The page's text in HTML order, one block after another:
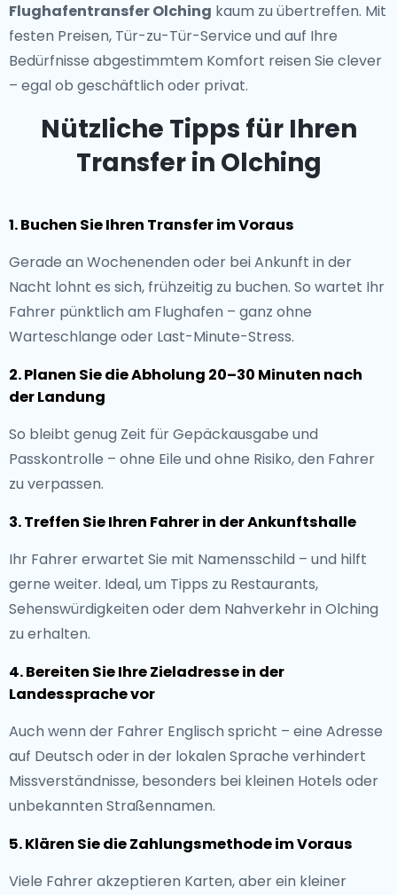
Flughafentransfer Olching kaum zu übertreffen. Mit
festen Preisen, Tür-zu-Tür-Service und auf Ihre
Bedürfnisse abgestimmtem Komfort reisen Sie clever
– egal ob geschäftlich oder privat.
Nützliche Tipps für Ihren
Transfer in Olching
1. Buchen Sie Ihren Transfer im Voraus
Gerade an Wochenenden oder bei Ankunft in der
Nacht lohnt es sich, frühzeitig zu buchen. So wartet Ihr
Fahrer pünktlich am Flughafen – ganz ohne
Warteschlange oder Last-Minute-Stress.
2. Planen Sie die Abholung 20–30 Minuten nach
der Landung
So bleibt genug Zeit für Gepäckausgabe und
Passkontrolle – ohne Eile und ohne Risiko, den Fahrer
zu verpassen.
3. Treffen Sie Ihren Fahrer in der Ankunftshalle
Ihr Fahrer erwartet Sie mit Namensschild – und hilft
gerne weiter. Ideal, um Tipps zu Restaurants,
Sehenswürdigkeiten oder dem Nahverkehr in Olching
zu erhalten.
4. Bereiten Sie Ihre Zieladresse in der
Landessprache vor
Auch wenn der Fahrer Englisch spricht – eine Adresse
auf Deutsch oder in der lokalen Sprache verhindert
Missverständnisse, besonders bei kleinen Hotels oder
unbekannten Straßennamen.
5. Klären Sie die Zahlungsmethode im Voraus
Viele Fahrer akzeptieren Karten, aber ein kleiner